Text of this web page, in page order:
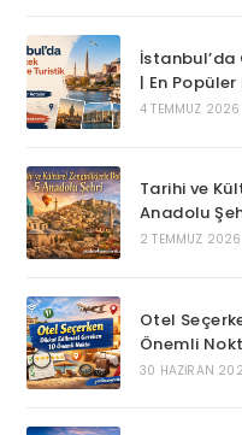
İstanbul’da
| En
4 TEMMUZ 2026
Tarihi ve
Anadolu
2 TEMMUZ 2026
Otel
Önemli
30 HAZIRAN